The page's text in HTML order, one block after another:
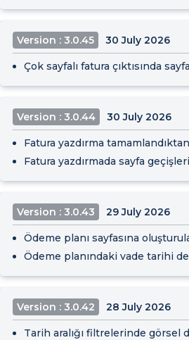
Version : 3.0.45 30 July 2026
Çok sayfalı fatura çıktısında
Version : 3.0.44 30 July 2026
Fatura yazdırma
Fatura yazdırmada sayfa
Version : 3.0.43 29 July 2026
Ödeme planı sayfasına
Ödeme planındaki vade tarihi
Version : 3.0.42 28 July 2026
Tarih aralığı filtrelerinde görsel